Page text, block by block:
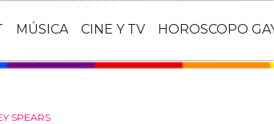
MÚSICA CINE Y TV HOROSCOPO
SPEARS